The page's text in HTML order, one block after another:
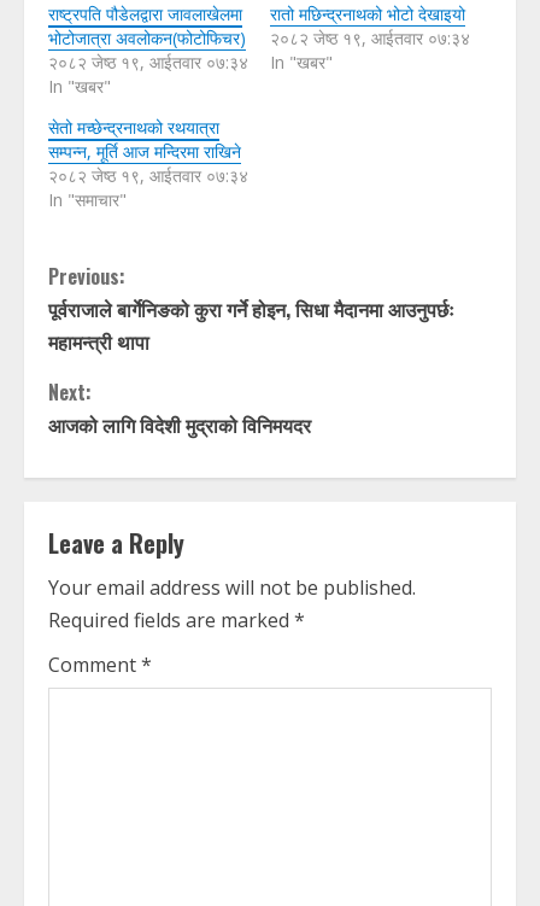
राष्ट्रपति पौडेलद्वारा जावलाखेलमा
भोटोजात्रा अवलोकन(फोटोफिचर)
२०८२ जेष्ठ १९, आईतवार ०७:३४
In "खबर"
रातो मछिन्द्रनाथको भोटो देखाइयो
२०८२ जेष्ठ १९, आईतवार ०७:३४
In "खबर"
सेतो मच्छेन्द्रनाथको रथयात्रा
सम्पन्न, मूर्ति आज मन्दिरमा राखिने
२०८२ जेष्ठ १९, आईतवार ०७:३४
In "समाचार"
C
o
n
t
i
n
u
e
R
Previous:
पूर्वराजाले बार्गेनिङको कुरा गर्ने होइन, सिधा मैदानमा आउनुपर्छः
महामन्त्री थापा
Next:
आजको लागि विदेशी मुद्राको विनिमयदर
Leave a Reply
Your email address will not be published.
Required fields are marked *
Comment*